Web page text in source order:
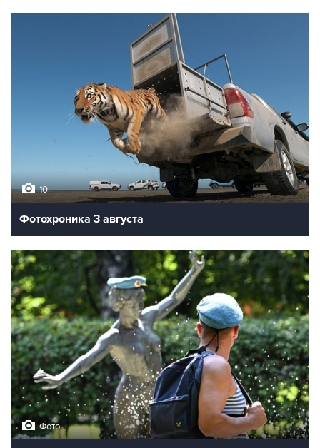
10
Фотохроника 3 августа
Фото